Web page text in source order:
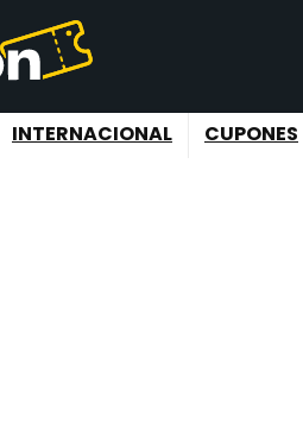
INTERNACIONAL CUPONES